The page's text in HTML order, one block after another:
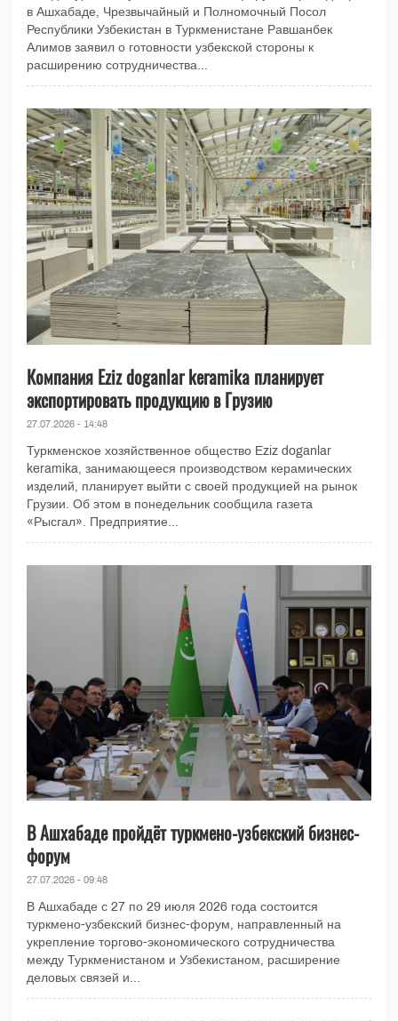
в Ашхабаде, Чрезвычайный и Полномочный Посол
Республики Узбекистан в Туркменистане Равшанбек
Алимов заявил о готовности узбекской стороны к
расширению сотрудничества...
Компания Eziz doganlar keramika планирует
экспортировать продукцию в Грузию
27.07.2026 - 14:48
Туркменское хозяйственное общество Eziz doganlar
keramika, занимающееся производством керамических
изделий, планирует выйти с своей продукцией на рынок
Грузии. Об этом в понедельник сообщила газета
«Рысгал». Предприятие...
В Ашхабаде пройдёт туркмено-узбекский бизнес-
форум
27.07.2026 - 09:48
В Ашхабаде с 27 по 29 июля 2026 года состоится
туркмено-узбекский бизнес-форум, направленный на
укрепление торгово-экономического сотрудничества
между Туркменистаном и Узбекистаном, расширение
деловых связей и...